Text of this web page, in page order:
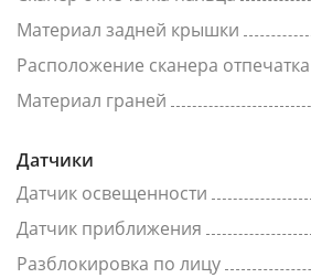
Материал задней крышки
Расположение сканера
Материал граней
Датчики
Датчик освещенности
Датчик приближения
Разблокировка по лицу